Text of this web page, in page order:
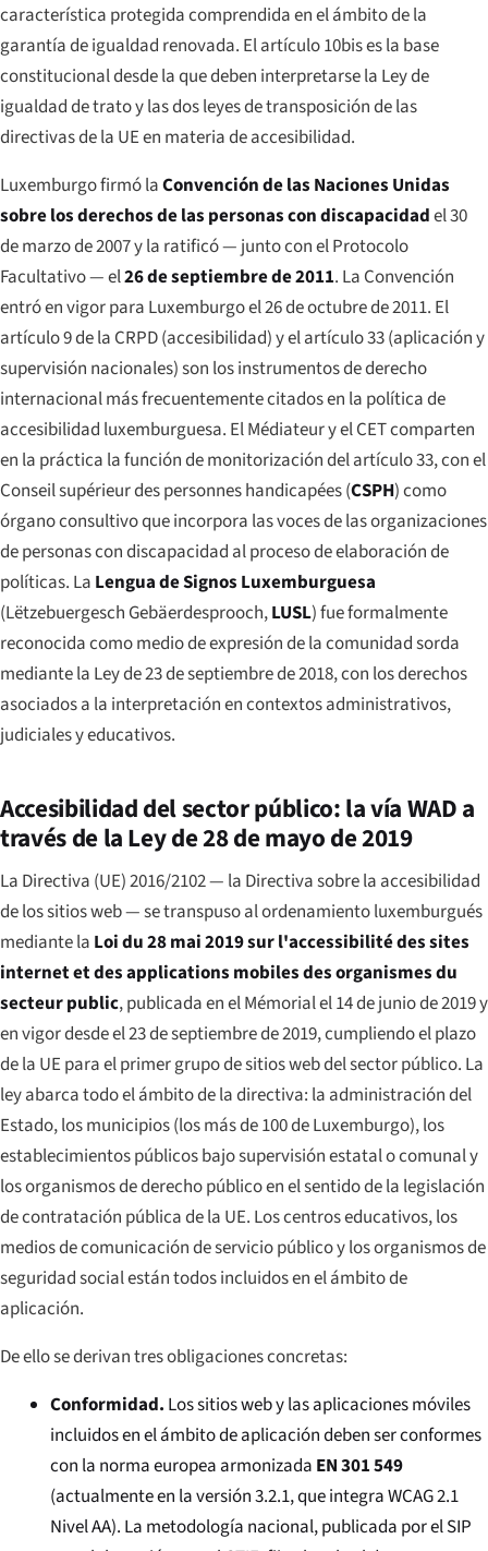
característica protegida comprendida en el ámbito de la
garantía de igualdad renovada. El artículo 10bis es la base
constitucional desde la que deben interpretarse la Ley de
igualdad de trato y las dos leyes de transposición de las
directivas de la UE en materia de accesibilidad.
Luxemburgo firmó laConvención de las Naciones Unidas
sobre los derechos de las personas con discapacidadel 30
de marzo de 2007 y la ratificó — junto con el Protocolo
Facultativo — el26 de septiembre de 2011. La Convención
entró en vigor para Luxemburgo el 26 de octubre de 2011. El
artículo 9 de la CRPD (accesibilidad) y el artículo 33 (aplicación y
supervisión nacionales) son los instrumentos de derecho
internacional más frecuentemente citados en la política de
accesibilidad luxemburguesa. El Médiateur y el CET comparten
en la práctica la función de monitorización del artículo 33, con el
Conseil supérieur des personnes handicapées(CSPH) como
órgano consultivo que incorpora las voces de las organizaciones
de personas con discapacidad al proceso de elaboración de
políticas. La Lengua de Signos Luxemburguesa
(Lëtzebuergesch Gebäerdesprooch,LUSL) fue formalmente
reconocida como medio de expresión de la comunidad sorda
mediante la Ley de 23 de septiembre de 2018, con los derechos
asociados a la interpretación en contextos administrativos,
judiciales y educativos.
Accesibilidad del sector público: la vía WAD a
través de la Ley de 28 de mayo de 2019
La Directiva (UE) 2016/2102 — la Directiva sobre la accesibilidad
de los sitios web — se transpuso al ordenamiento luxemburgués
mediante la Loi du 28 mai 2019 sur l'accessibilité des sites
internet et des applications mobiles des organismes du
secteur public, publicada en elMémorialel 14 de junio de 2019 y
en vigor desde el 23 de septiembre de 2019, cumpliendo el plazo
de la UE para el primer grupo de sitios web del sector público. La
ley abarca todo el ámbito de la directiva: la administración del
Estado, los municipios (los más de 100 de Luxemburgo), los
establecimientos públicos bajo supervisión estatal o comunal y
los organismos de derecho público en el sentido de la legislación
de contratación pública de la UE. Los centros educativos, los
medios de comunicación de servicio público y los organismos de
seguridad social están todos incluidos en el ámbito de
aplicación.
De ello se derivan tres obligaciones concretas:
Conformidad. Los sitios web y las aplicaciones móviles
incluidos en el ámbito de aplicación deben ser conformes
con la norma europea armonizada EN 301 549
(actualmente en la versión 3.2.1, que integra WCAG 2.1
Nivel AA). La metodología nacional, publicada por el SIP